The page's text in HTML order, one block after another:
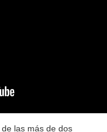
las más de dos